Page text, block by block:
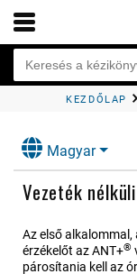
KEZDŐLAP
Magyar
Vezeték
Az első
érzékelőt az ANT‍+®
párosítania kell az